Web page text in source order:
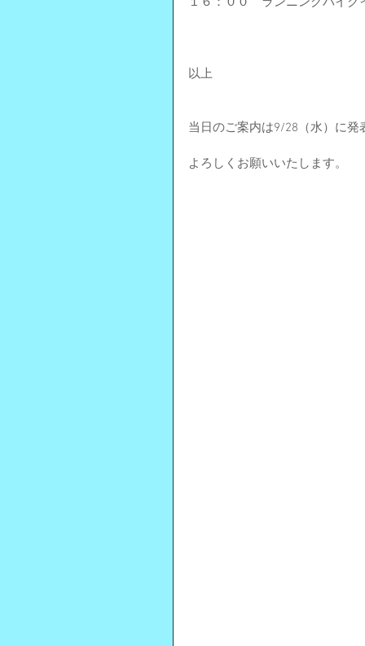
以上
当日のご案内は9/28（水）に発
よろしくお願いいたします。